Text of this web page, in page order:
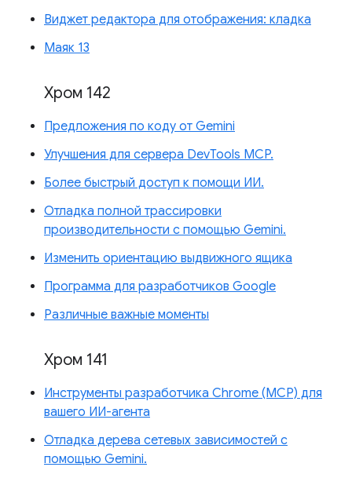
Виджет редактора для отображения: кладка
Маяк 13
Хром 142
Предложения по коду от Gemini
Улучшения для сервера DevTools MCP.
Более быстрый доступ к помощи ИИ.
Отладка полной трассировки
производительности с помощью Gemini.
Изменить ориентацию выдвижного ящика
Программа для разработчиков Google
Различные важные моменты
Хром 141
Инструменты разработчика Chrome (MCP) для
вашего ИИ-агента
Отладка дерева сетевых зависимостей с
помощью Gemini.